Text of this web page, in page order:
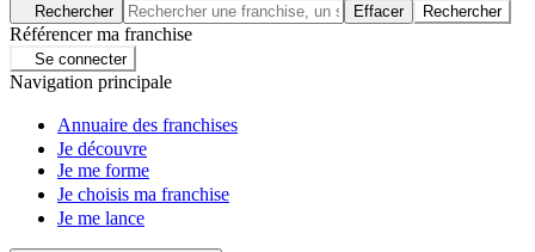
Rechercher Effacer Rechercher
Référencer ma franchise
Se connecter
Navigation principale
Annuaire des franchises
Je découvre
Je me forme
Je choisis ma franchise
Je me lance